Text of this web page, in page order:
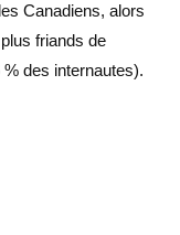
Canadiens, alors
friands de
des internautes).